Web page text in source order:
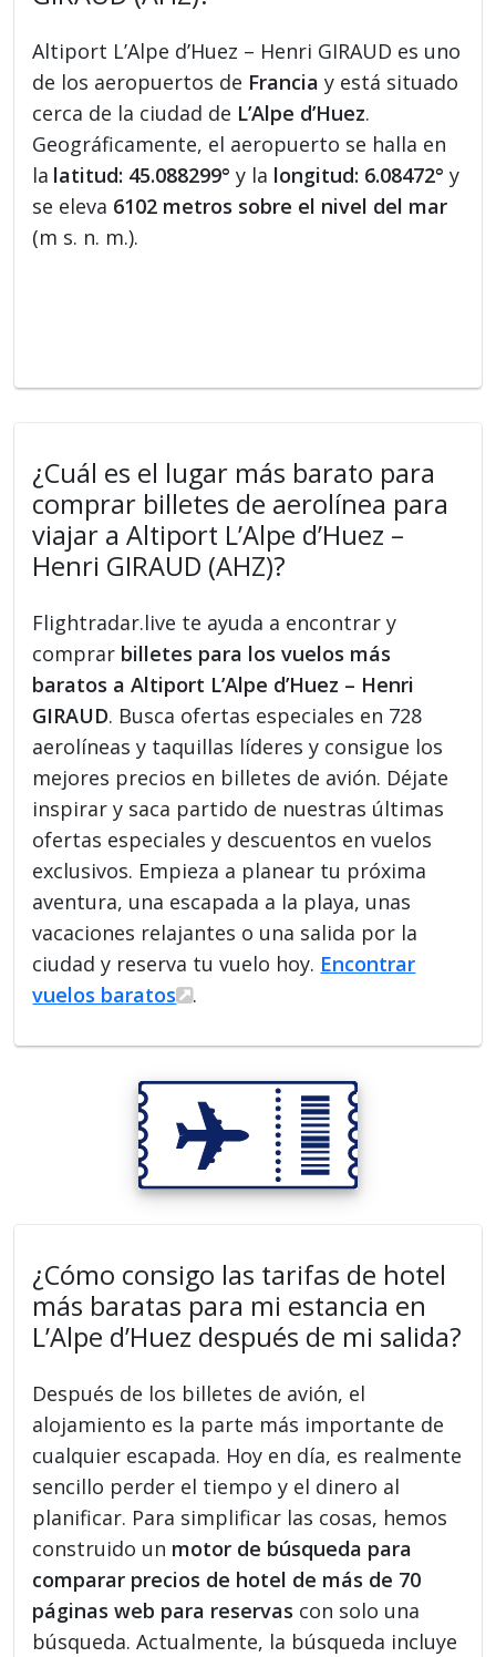
Altiport L’Alpe d’Huez – Henri GIRAUD es uno
de los aeropuertos de Francia y está situado
cerca de la ciudad de L’Alpe d’Huez.
Geográficamente, el aeropuerto se halla en
la latitud: 45.088299° y la longitud: 6.08472° y
se eleva 6102 metros sobre el nivel del mar
(m s. n. m.).
¿Cuál es el lugar más barato para
comprar billetes de aerolínea para
viajar a Altiport L’Alpe d’Huez –
Henri GIRAUD (AHZ)?
Flightradar.live te ayuda a encontrar y
comprar billetes para los vuelos más
baratos a Altiport L’Alpe d’Huez – Henri
GIRAUD. Busca ofertas especiales en 728
aerolíneas y taquillas líderes y consigue los
mejores precios en billetes de avión. Déjate
inspirar y saca partido de nuestras últimas
ofertas especiales y descuentos en vuelos
exclusivos. Empieza a planear tu próxima
aventura, una escapada a la playa, unas
vacaciones relajantes o una salida por la
ciudad y reserva tu vuelo hoy. Encontrar
vuelos baratos
.
¿Cómo consigo las tarifas de hotel
más baratas para mi estancia en
L’Alpe d’Huez después de mi salida?
Después de los billetes de avión, el
alojamiento es la parte más importante de
cualquier escapada. Hoy en día, es realmente
sencillo perder el tiempo y el dinero al
planificar. Para simplificar las cosas, hemos
construido un motor de búsqueda para
comparar precios de hotel de más de 70
páginas web para reservas con solo una
búsqueda. Actualmente, la búsqueda incluye